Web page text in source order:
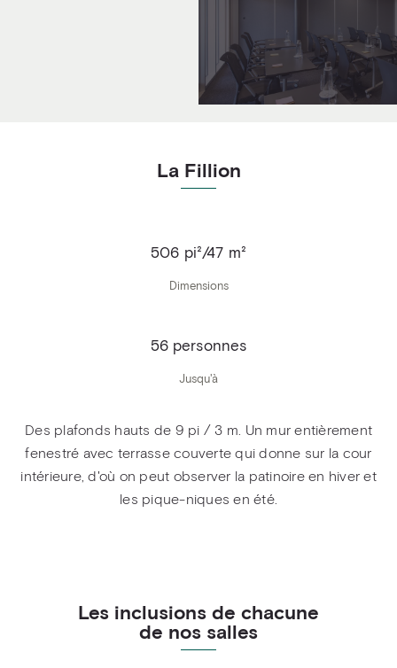
La Fillion
506 pi²/47 m²
Dimensions
56 personnes
Jusqu'à
Des plafonds hauts de 9 pi / 3 m. Un mur entièrement
fenestré avec terrasse couverte qui donne sur la cour
intérieure, d'où on peut observer la patinoire en hiver et
les pique-niques en été.
Les inclusions de chacune
de nos salles